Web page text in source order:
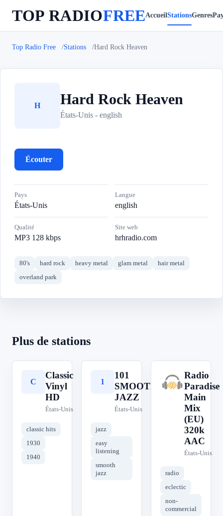
TOP RADIOFREEAccueilStationsGenres
Top Radio Free Stations Hard Rock Heaven
H Hard Rock Heaven
États-Unis - english
Écouter
Pays
États-Unis
Langue
english
Qualité
MP3 128 kbps
Site web
hrhradio.com
80's hard rock heavy metal glam metal
hair metal
overland park
Plus de stations
C
Classic
Vinyl
HD
États-Unis
classic hits
1930
1940
1
101
SMOOTH
JAZZ
États-Unis
jazz
easy
listening
smooth
jazz
R
Radio
Paradise
Main
Mix
(EU)
320k
AAC
États-Unis
radio
eclectic
non-
commercial